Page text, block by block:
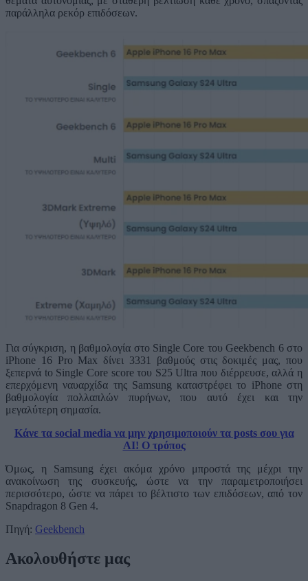
παράλληλα ρεκόρ επιδόσεων.
Για σύγκριση, η βαθμολογία στο Single Core του Geekbench 6 στο
iPhone 16 Pro Max δίνει 3331 βαθμούς στις δοκιμές μας, που
ξεπερνά to Single Core score του S25 Ultra που διέρρευσε, αλλά η
επερχόμενη ναυαρχίδα της Samsung καταστρέφει το iPhone στη
βαθμολογία πολλαπλών πυρήνων, που αυτό έχει και την
μεγαλύτερη σημασία.
Κάνε τα social media να μην χρησιμοποιούν τα posts σου για
AI! Ο τρόπος
Όμως, η Samsung έχει ακόμα χρόνο μπροστά της μέχρι την
ανακοίνωση της συσκευής, ώστε να την παραμετροποιήσει
περισσότερο, ώστε να πάρει το βέλτιστο των επιδόσεων, από τον
Snapdragon 8 Gen 4.
Πηγή: Geekbench
Ακολουθήστε μας